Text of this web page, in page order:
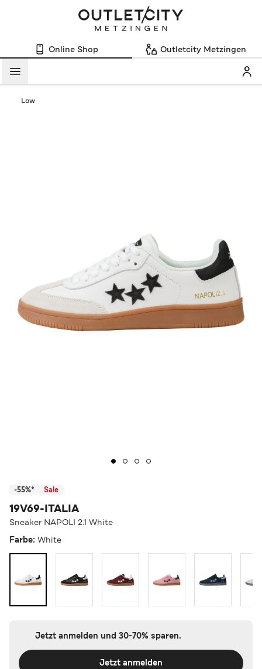
Online Shop Outletcity Metzingen
Menü
Low
-55%* Sale
19V69-ITALIA
Sneaker NAPOLI 2.1 White
Farbe: White
Jetzt anmelden und 30-70% sparen.
Jetzt anmelden